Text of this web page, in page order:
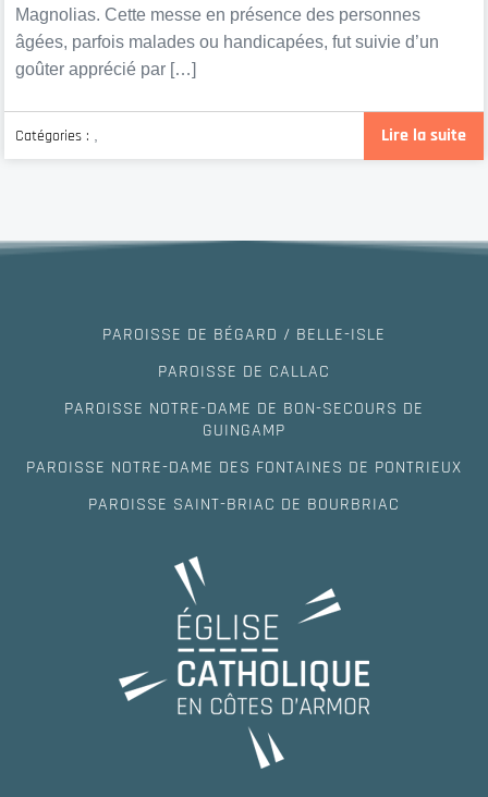
Magnolias. Cette messe en présence des personnes
âgées, parfois malades ou handicapées, fut suivie d’un
goûter apprécié par […]
Lire la suite
Catégories : ,
PAROISSE DE BÉGARD / BELLE-ISLE
PAROISSE DE CALLAC
PAROISSE NOTRE-DAME DE BON-SECOURS DE
GUINGAMP
PAROISSE NOTRE-DAME DES FONTAINES DE PONTRIEUX
PAROISSE SAINT-BRIAC DE BOURBRIAC